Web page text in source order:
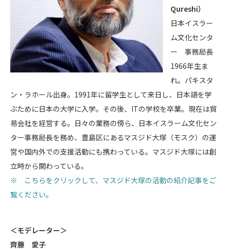
Qureshi）
日本イスラー
ム文化センタ
ー 事務局長
1966年生ま
れ。パキスタ
ン・ラホール出身。1991年に留学生として来日し、日本語を学
ぶために日本の大学に入学。その後、ITの学校を卒業。現在は貿
易会社を経営する。日々の業務の傍ら、日本イスラーム文化セン
ター事務局長を務め、豊島区にあるマスジド大塚（モスク）の運
営や国内外での支援活動にも携わっている。マスジド大塚には創
立時から関わっている。
※ こちらをクリックして、マスジド大塚の活動の紹介記事をご
覧ください。
＜モデレーター＞
齊藤 愛子